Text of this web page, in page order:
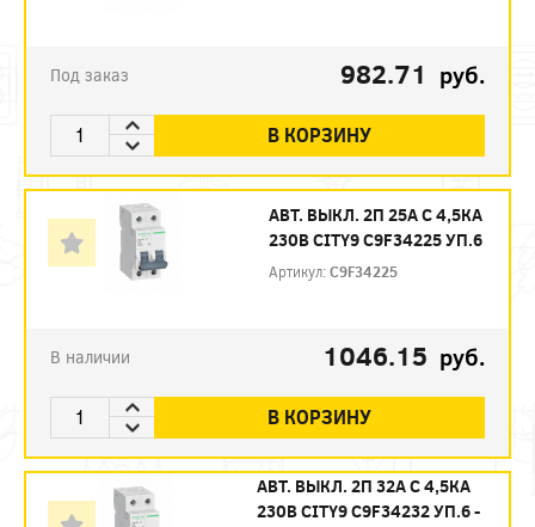
Под заказ 982.71 руб.
В КОРЗИНУ
АВТ. ВЫКЛ. 2П 25А С 4,5КА
230В CITY9 C9F34225 УП.6
Артикул:C9F34225
В наличии 1046.15 руб.
В КОРЗИНУ
АВТ. ВЫКЛ. 2П 32А С 4,5КА
230В CITY9 C9F34232 УП.6 -